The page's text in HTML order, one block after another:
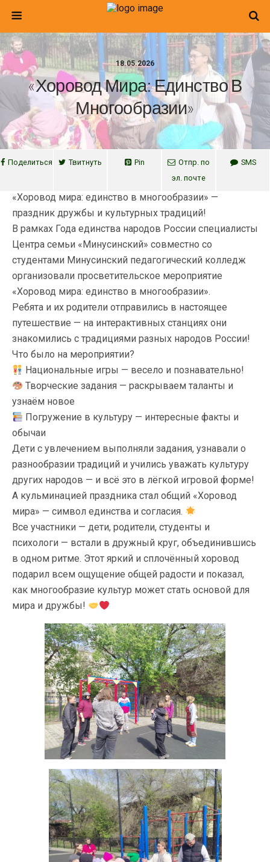
18.05.2026
«Хоровод Мира: Единство В
Многообразии»
Поделиться Твитнуть Pin
Отпр. по
эл. почте
SMS
«Хоровод мира: единство в многообразии» —
праздник дружбы и культурных традиций!
В рамках Года единства народов России специалисты
Центра семьи «Минусинский» совместно со
студентами Минусинский педагогический колледж
организовали просветительское мероприятие
«Хоровод мира: единство в многообразии».
Ребята и их родители отправились в настоящее
путешествие — на интерактивных станциях они
знакомились с традициями разных народов России!
Что было на мероприятии?
Национальные игры — весело и познавательно!
Творческие задания — раскрываем таланты и
узнаём новое
Погружение в культуру — интересные факты и
обычаи
Дети с увлечением выполняли задания, узнавали о
разнообразии традиций и учились уважать культуру
других народов — и всё это в лёгкой игровой форме!
А кульминацией праздника стал общий «Хоровод
мира» — символ единства и согласия.
Все участники — дети, родители, студенты и
психологи — встали в дружный круг, объединившись
в одном ритме. Этот яркий и сплочённый хоровод
подарил всем ощущение общей радости и показал,
как многообразие культур может стать основой для
мира и дружбы!